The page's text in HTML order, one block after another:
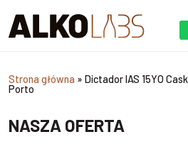
Strona główna » Dictador IAS 15YO
Porto
NASZA OFERTA